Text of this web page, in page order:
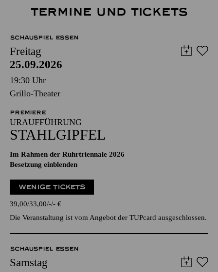
TERMINE UND TICKETS
SCHAUSPIEL ESSEN
Freitag
25.09.2026
19:30 Uhr
Grillo-Theater
PREMIERE
URAUFFÜHRUNG
STAHLGIPFEL
Im Rahmen der Ruhrtriennale 2026
Besetzung einblenden
WENIGE TICKETS
39,00 33,00 - - €
Die Veranstaltung ist vom Angebot der TUPcard ausgeschlossen.
SCHAUSPIEL ESSEN
Samstag